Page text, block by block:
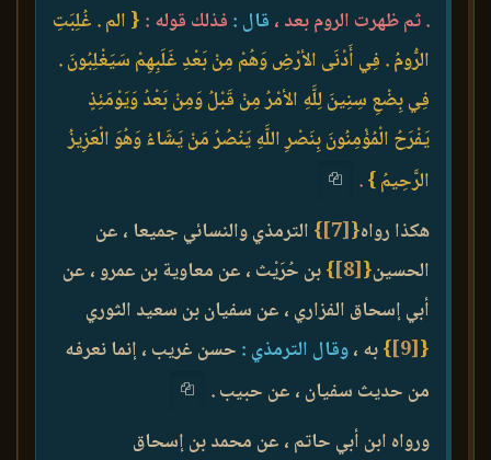
. ثم ظهرت الروم بعد ، قال : فذلك قوله : { الم . غُلِبَتِ
الرُّومُ . فِي أَدْنَى الأرْضِ وَهُمْ مِنْ بَعْدِ غَلَبِهِمْ سَيَغْلِبُونَ .
فِي بِضْعِ سِنِينَ لِلَّهِ الأمْرُ مِنْ قَبْلُ وَمِنْ بَعْدُ وَيَوْمَئِذٍ
يَفْرَحُ الْمُؤْمِنُونَ بِنَصْرِ اللَّهِ يَنْصُرُ مَنْ يَشَاءُ وَهُوَ الْعَزِيزُ
الرَّحِيمُ }.
هكذا رواه{
[7]
} الترمذي والنسائي جميعا ، عن
الحسين{
[8]
}بن حُرَيْث ، عن معاوية بن عمرو ، عن
أبي إسحاق الفزاري ، عن سفيان بن سعيد الثوري
{
[9]
}به ،وقال الترمذي : حسن غريب ، إنما نعرفه
من حديث سفيان ، عن حبيب .
ورواه ابن أبي حاتم ، عن محمد بن إسحاق